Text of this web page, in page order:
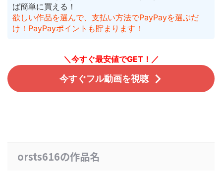
ば簡単に買える！
欲しい作品を選んで、支払い方法でPayPayを選ぶだ
け！PayPayポイントも貯まります！
＼今すぐ最安値でGET！／
今すぐフル動画を視聴
orsts616の作品名